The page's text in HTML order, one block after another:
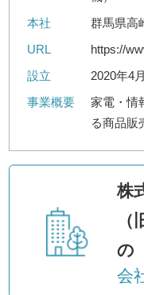
本社
群馬県高
URL
https://
設立
2020年4
事業概要
家電・情
る商品販
株
の
会